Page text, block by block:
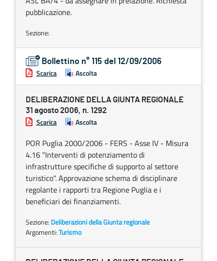
pubblicazione.
Sezione:
Bollettino n° 115 del 12/09/2006
Scarica Ascolta
DELIBERAZIONE DELLA GIUNTA REGIONALE
31 agosto 2006, n. 1292
Scarica Ascolta
POR Puglia 2000/2006 - FERS - Asse IV - Misura
4.16 "Interventi di potenziamento di
infrastrutture specifiche di supporto al settore
turistico". Approvazione schema di disciplinare
regolante i rapporti tra Regione Puglia e i
beneficiari dei finanziamenti.
Sezione: Deliberazioni della Giunta regionale
Argomenti:Turismo